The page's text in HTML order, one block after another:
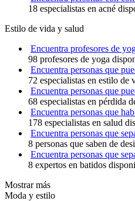
18 especialistas en acné
Estilo de vida y salud
Encuentra profesores de
98 profesores de yoga
Encuentra personas que
72 especialistas en estilo de
Encuentra personas que
68 especialistas en pérdida
Encuentra personas que
178 especialistas en salud
Encuentra personas que
8 personas que saben de
Encuentra personas que
8 expertos en batidos
Mostrar más
Moda y estilo